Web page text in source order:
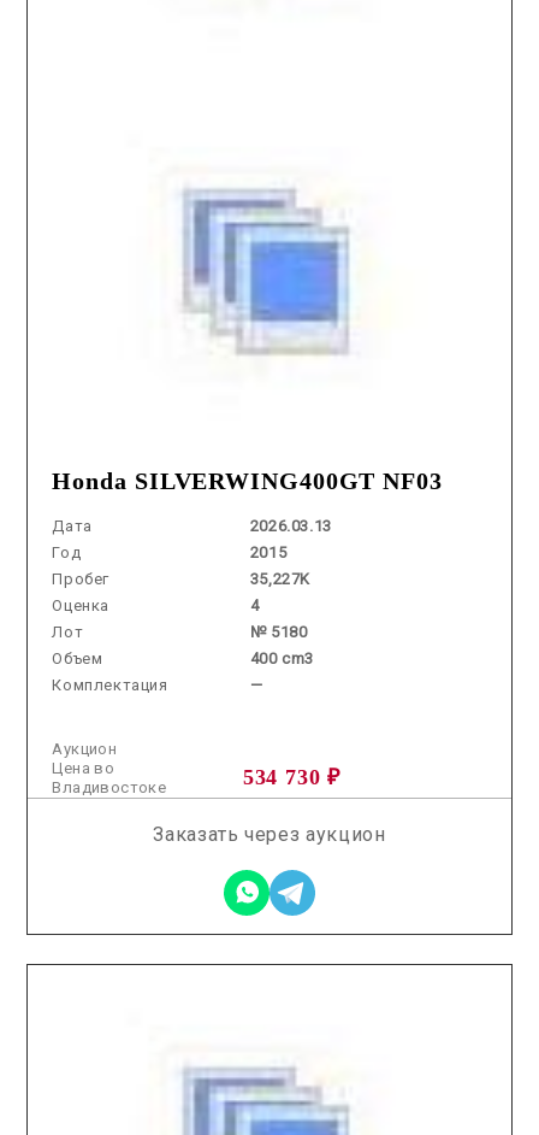
Honda SILVERWING400GT NF03
Дата
2026.03.13
Год
2015
Пробег
35,227K
Оценка
4
Лот
№ 5180
Объем
400 cm3
Комплектация
—
Аукцион
534 730 ₽
Цена во
Владивостоке
Заказать через аукцион